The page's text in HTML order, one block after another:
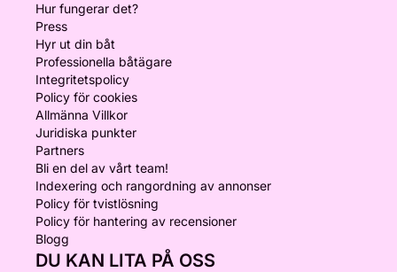
Hur fungerar det?
Press
Hyr ut din båt
Professionella båtägare
Integritetspolicy
Policy för cookies
Allmänna Villkor
Juridiska punkter
Partners
Bli en del av vårt team!
Indexering och rangordning av annonser
Policy för tvistlösning
Policy för hantering av recensioner
Blogg
DU KAN LITA PÅ OSS